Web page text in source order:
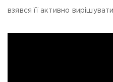
взявся її активно вирішувати.